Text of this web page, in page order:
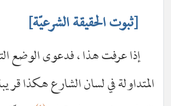
[ثبوت الحقيقة الشرعيّة]
إذا عرفت هذا ، فدعوى الوضع
المتداولة في لسان الشارع هكذا